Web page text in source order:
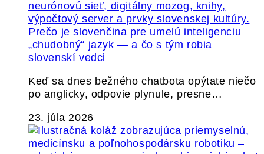
Prečo je slovenčina pre umelú inteligenciu
„chudobný“ jazyk — a čo s tým robia
slovenskí vedci
Keď sa dnes bežného chatbota opýtate niečo
po anglicky, odpovie plynule, presne…
23. júla 2026